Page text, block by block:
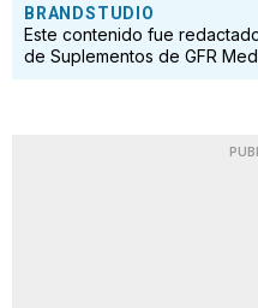
BRANDSTUDIO
Este contenido fue
de Suplementos de GFR